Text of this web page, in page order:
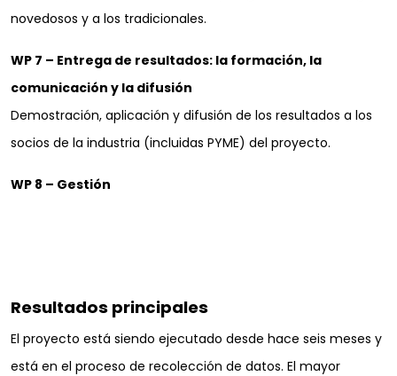
novedosos y a los tradicionales.
WP 7 – Entrega de resultados: la formación, la
comunicación y la difusión
Demostración, aplicación y difusión de los resultados a los
socios de la industria (incluidas PYME) del proyecto.
WP 8 – Gestión
Resultados principales
El proyecto está siendo ejecutado desde hace seis meses y
está en el proceso de recolección de datos. El mayor